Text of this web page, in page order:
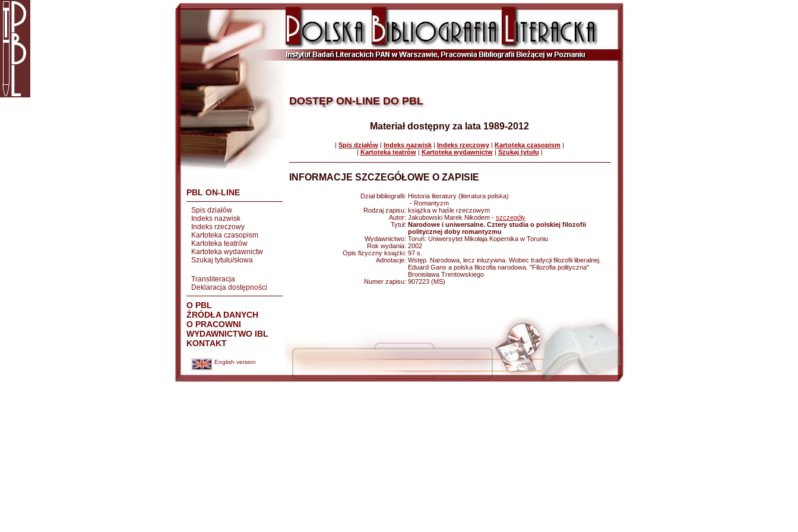
PBL ON-LINE
Spis działów
Indeks nazwisk
Indeks rzeczowy
Kartoteka czasopism
Kartoteka teatrów
Kartoteka wydawnictw
Szukaj tytułu/słowa
Transliteracja
Deklaracja dostępności
O PBL
ŹRÓDŁA DANYCH
O PRACOWNI
WYDAWNICTWO IBL
KONTAKT
English version
DOSTĘP ON-LINE DO PBL
Materiał dostępny za lata 1989-2012
| Spis działów | Indeks nazwisk | Indeks rzeczowy | Kartoteka czasopism |
| Kartoteka teatrów| Kartoteka wydawnictw| Szukaj tytułu |
INFORMACJE SZCZEGÓŁOWE O ZAPISIE
Dział bibliografii: Historia literatury (literatura polska)
- Romantyzm
Rodzaj zapisu: książka w haśle rzeczowym
Autor: Jakubowski Marek Nikodem - szczegóły
Tytuł: Narodowe i uniwersalne. Cztery studia o polskiej filozofii
politycznej doby romantyzmu
Wydawnictwo: Toruń: Uniwersytet Mikołaja Kopernika w Toruniu
Rok wydania: 2002
Opis fizyczny książki: 97 s.
Adnotacje: Wstęp. Narodowa, lecz inluzywna. Wobec tradycji filozofii liberalnej.
Eduard Gans a polska filozofia narodowa. "Filozofia polityczna"
Bronisława Trentowskiego
Numer zapisu: 907223 (MS)